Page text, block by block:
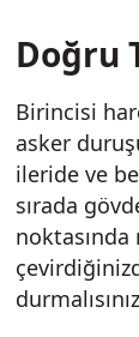
Doğru
Birincisi
asker
ileride ve
sırada